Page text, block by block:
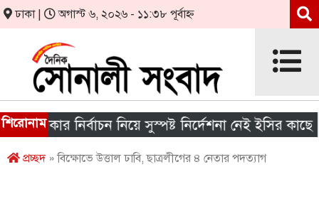
ঢাকা | অগাস্ট ৬, ২০২৬ - ১১:৩৮ পূর্বাহ্ন
শিরোনামনির্বাচন নিয়ে সুস্পষ্ট নির্দেশনা নেই ইসির কাছে
প্রচ্ছদ» বিক্ষোভে উত্তাল ঢাবি, ছাত্রলীগের ৪ নেতার পদত্যাগ